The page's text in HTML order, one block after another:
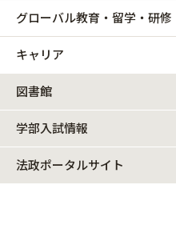
グローバル教育・留学・研修
キャリア
図書館
学部入試情報
法政ポータルサイト